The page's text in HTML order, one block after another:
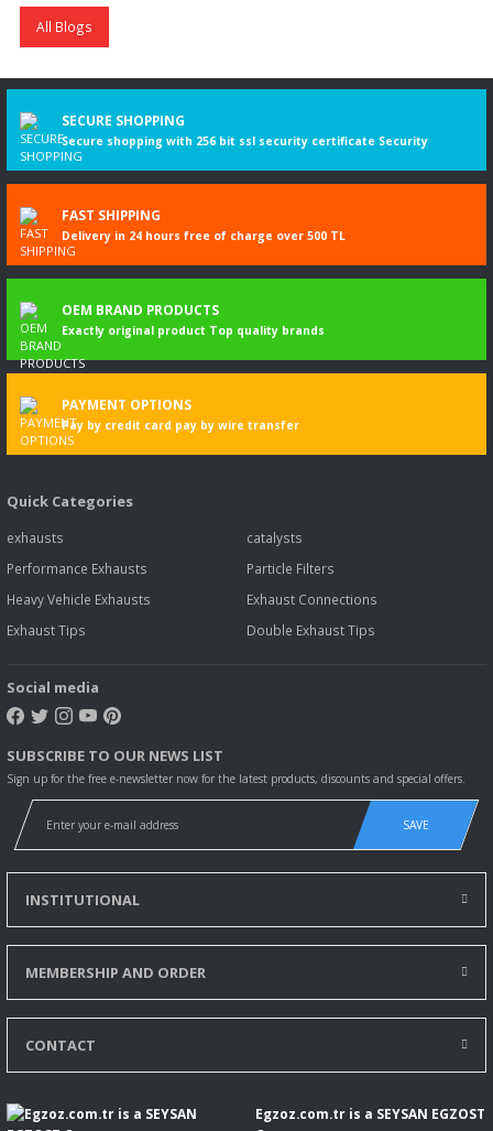
All Blogs
SECURE SHOPPING
Secure shopping with 256 bit ssl security certificate Security
FAST SHIPPING
Delivery in 24 hours free of charge over 500 TL
OEM BRAND PRODUCTS
Exactly original product Top quality brands
PAYMENT OPTIONS
Pay by credit card pay by wire transfer
Quick Categories
exhausts
catalysts
Performance Exhausts
Particle Filters
Heavy Vehicle Exhausts
Exhaust Connections
Exhaust Tips
Double Exhaust Tips
Social media
SUBSCRIBE TO OUR NEWS LIST
Sign up for the free e-newsletter now for the latest products, discounts and special offers.
SAVE
INSTITUTIONAL
MEMBERSHIP AND ORDER
CONTACT
Egzoz.com.tr is a SEYSAN EGZOST